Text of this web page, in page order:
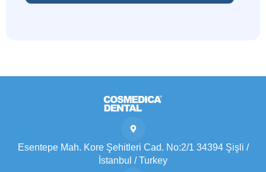
Esentepe Mah. Kore Şehitleri Cad. No:2/1 34394 Şişli /
İstanbul / Turkey